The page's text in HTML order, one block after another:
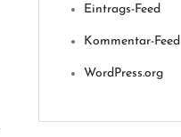
Eintrags-Feed
Kommentar-Feed
WordPress.org